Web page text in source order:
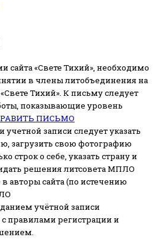
«Свете Тихий», необходимо
в члены литобъединения на
Тихий». К письму следует
показывающие уровень
ПИСЬМО
записи следует указать
загрузить свою фотографию
строк о себе, указать страну и
решения литсовета МПЛО
авторы сайта (по истечению
учётной записи
правилами регистрации и